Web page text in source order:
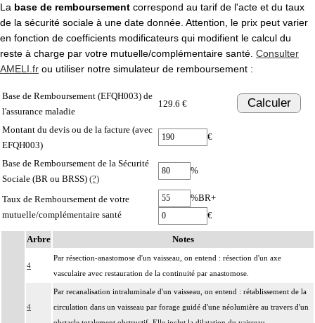
La base de remboursement correspond au tarif de l'acte et du taux
de la sécurité sociale à une date donnée. Attention, le prix peut varier
en fonction de coefficients modificateurs qui modifient le calcul du
reste à charge par votre mutuelle/complémentaire santé. Consulter
AMELI.fr ou utiliser notre simulateur de remboursement :
Base de Remboursement (EFQH003) de
l'assurance maladie
129.6 € Calculer
Montant du devis ou de la facture (avec
EFQH003)
€
Base de Remboursement de la Sécurité
Sociale (BR ou BRSS) (?)
%
Taux de Remboursement de votre
mutuelle/complémentaire santé
%BR+
€
Arbre Notes
4
Par résection-anastomose d'un vaisseau, on entend : résection d'un axe
vasculaire avec restauration de la continuité par anastomose.
4
Par recanalisation intraluminale d'un vaisseau, on entend : rétablissement de la
circulation dans un vaisseau par forage guidé d'une néolumière au travers d'un